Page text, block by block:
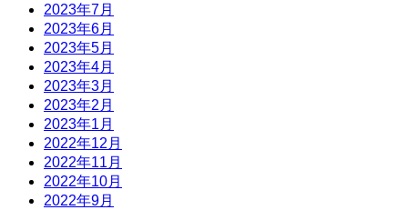
2023年7月
2023年6月
2023年5月
2023年4月
2023年3月
2023年2月
2023年1月
2022年12月
2022年11月
2022年10月
2022年9月